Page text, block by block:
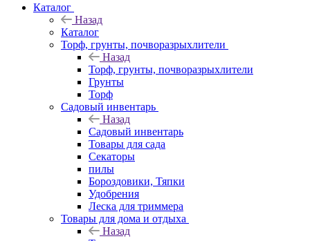
Каталог
Назад
Каталог
Торф, грунты, почворазрыхлители
Назад
Торф, грунты, почворазрыхлители
Грунты
Торф
Садовый инвентарь
Назад
Садовый инвентарь
Товары для сада
Секаторы
пилы
Бороздовики, Тяпки
Удобрения
Леска для триммера
Товары для дома и отдыха
Назад